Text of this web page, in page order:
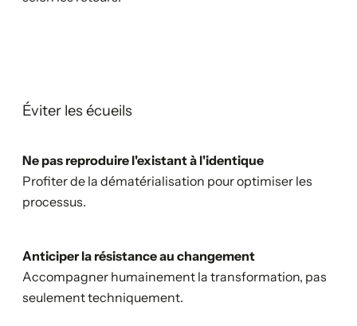
Éviter les écueils
Ne pas reproduire l'existant à l'identique
Profiter de la dématérialisation pour optimiser les
processus.
Anticiper la résistance au changement
Accompagner humainement la transformation, pas
seulement techniquement.